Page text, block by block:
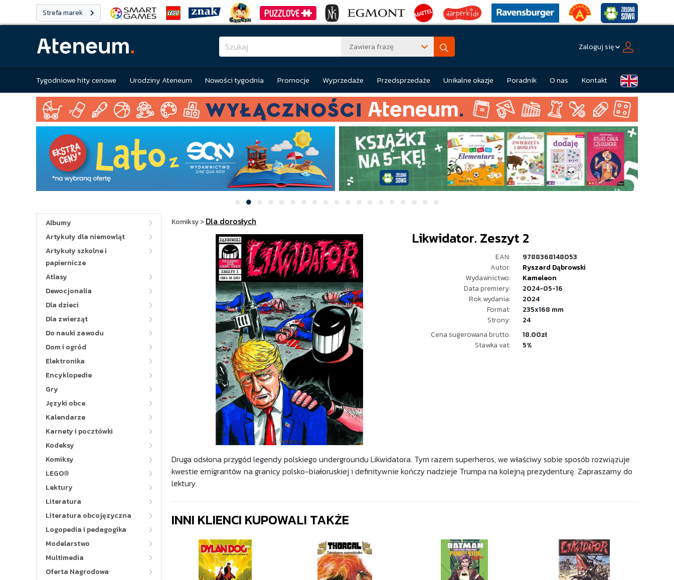
Strefa marek
Zawiera frazę Zaloguj się
Tygodniowe hity cenowe Urodziny Ateneum Nowości tygodnia Promocje Wyprzedaże Przedsprzedaże Unikalne okazje Poradnik O nas Kontakt
Albumy
Artykuły dla niemowląt
Artykuły szkolne i
papiernicze
Atlasy
Dewocjonalia
Dla dzieci
Dla zwierząt
Do nauki zawodu
Dom i ogród
Elektronika
Encyklopedie
Gry
Języki obce
Kalendarze
Karnety i pocztówki
Kodeksy
Komiksy
LEGO®
Lektury
Literatura
Literatura obcojęzyczna
Logopedia i pedagogika
Modelarstwo
Multimedia
Oferta Nagrodowa
Komiksy>Dla dorosłych
Likwidator. Zeszyt 2
EAN:
9788368148053
Autor:
Ryszard Dąbrowski
Wydawnictwo:
Kameleon
Data premiery:
2024-05-16
Rok wydania:
2024
Format:
235x168 mm
Strony:
24
Cena sugerowana brutto:
18.00zł
Stawka vat:
5%
Druga odsłona przygód legendy polskiego undergroundu Likwidatora. Tym razem superheros, we właściwy sobie sposób rozwiązuje
kwestie emigrantów na granicy polsko-białoruskiej i definitywnie kończy nadzieje Trumpa na kolejną prezydenturę. Zapraszamy do
lektury.
INNI KLIENCI KUPOWALI TAKŻE